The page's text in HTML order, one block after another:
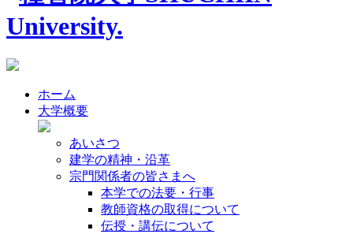
ホーム
大学概要
あいさつ
建学の精神・沿革
宗門関係者の皆さまへ
本学での法要・行事
教師資格の取得について
伝授・講伝について